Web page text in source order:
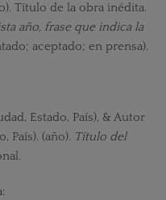
Título de la obra inédita.
año, frase que indica la
aceptado; en prensa).
Estado, País), & Autor
País). (año). Título del